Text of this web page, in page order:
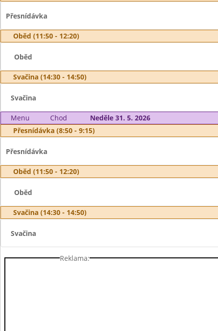
Přesnídávka
Oběd (11:50 - 12:20)
Oběd
Svačina (14:30 - 14:50)
Svačina
Menu Chod
Neděle 31. 5. 2026
Přesnídávka (8:50 - 9:15)
Přesnídávka
Oběd (11:50 - 12:20)
Oběd
Svačina (14:30 - 14:50)
Svačina
Reklama: